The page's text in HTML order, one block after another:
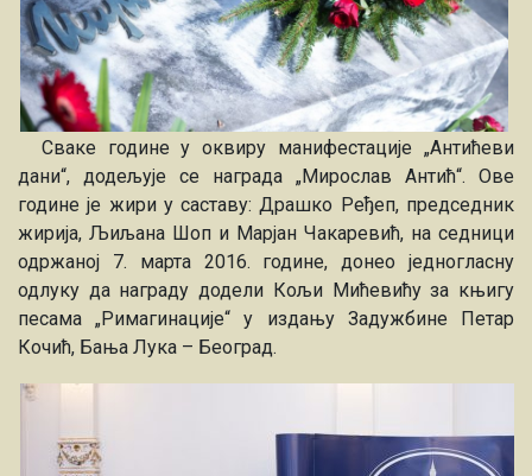
Сваке године у оквиру манифестације „Антићеви
дани“, додељује се награда „Мирослав Антић“. Ове
године је жири у саставу:Драшко Ређеп, председник
жирија, Љиљана Шоп и Марјан Чакаревић, на седници
одржаној 7. марта 2016. године, донео једногласну
одлуку да награду додели Кољи Мићевићуза књигу
песама „Римагинације“ у издању Задужбине Петар
Кочић, Бања Лука – Београд.